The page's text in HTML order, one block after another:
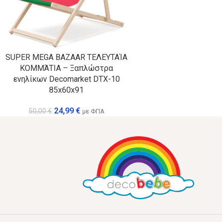
SUPER MEGA BAZAAR ΤΕΛΕΥΤΑΊΑ
ΚΟΜΜΆΤΙΑ – Ξαπλώστρα
ενηλίκων Decomarket DTX-10
85x60x91
50,00€ 24,99 € με ΦΠΑ